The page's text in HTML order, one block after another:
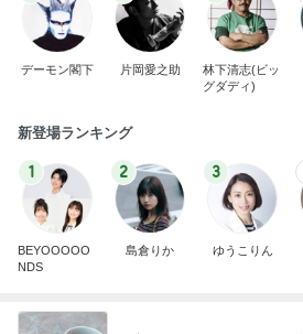
デーモン閣下 片岡愛之助
林下清志(ビッ
グダディ)
新登場ランキング
1
BEYOOOOO
NDS
2
島倉りか
3
ゆうこりん